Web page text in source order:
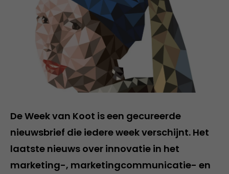
De Week van Koot is een gecureerde
nieuwsbrief die iedere week verschijnt. Het
laatste nieuws over innovatie in het
marketing-, marketingcommunicatie- en